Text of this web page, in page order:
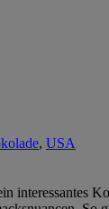
, USA
interessantes